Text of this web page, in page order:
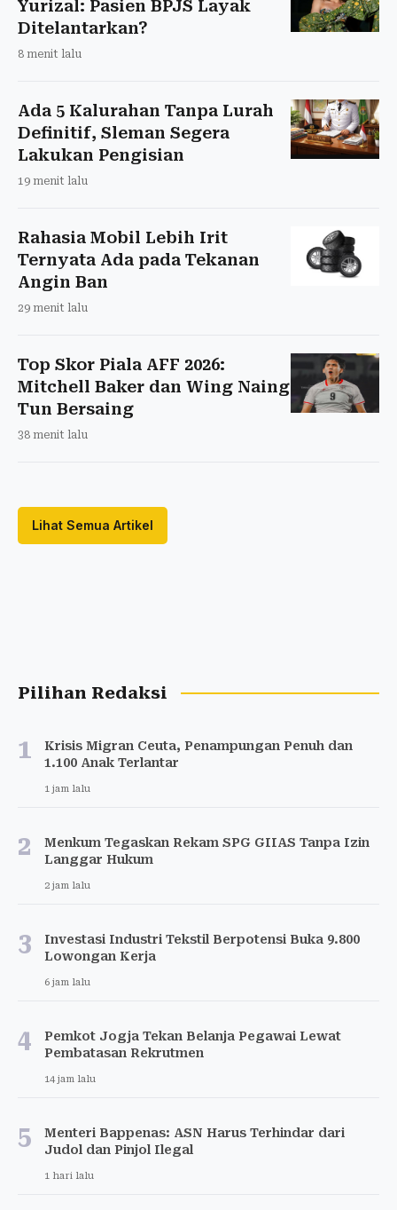
Yurizal: Pasien BPJS Layak
Ditelantarkan?
8 menit lalu
Ada 5 Kalurahan Tanpa Lurah
Definitif, Sleman Segera
Lakukan Pengisian
19 menit lalu
Rahasia Mobil Lebih Irit
Ternyata Ada pada Tekanan
Angin Ban
29 menit lalu
Top Skor Piala AFF 2026:
Mitchell Baker dan Wing Naing
Tun Bersaing
38 menit lalu
Lihat Semua Artikel
Pilihan Redaksi
1
Krisis Migran Ceuta, Penampungan Penuh dan
1.100 Anak Terlantar
1 jam lalu
2
Menkum Tegaskan Rekam SPG GIIAS Tanpa Izin
Langgar Hukum
2 jam lalu
3
Investasi Industri Tekstil Berpotensi Buka 9.800
Lowongan Kerja
6 jam lalu
4
Pemkot Jogja Tekan Belanja Pegawai Lewat
Pembatasan Rekrutmen
14 jam lalu
5
Menteri Bappenas: ASN Harus Terhindar dari
Judol dan Pinjol Ilegal
1 hari lalu